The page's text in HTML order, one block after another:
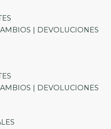
| DEVOLUCIONES
| DEVOLUCIONES